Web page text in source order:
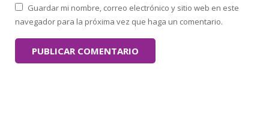
Guardar mi nombre, correo electrónico y sitio web en este
navegador para la próxima vez que haga un comentario.